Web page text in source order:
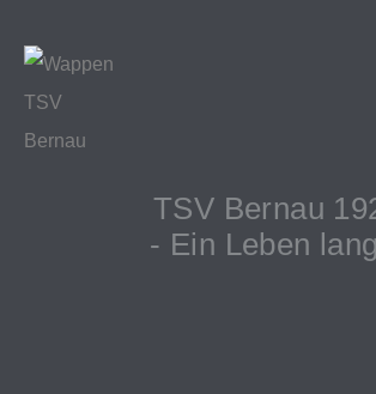
TSV Bernau
- Ein Leben